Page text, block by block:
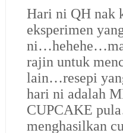
Hari ni QH nak
eksperimen
rajin untuk
lain…resepi
hari ni adalah
CUPCAKE
menghasilkan